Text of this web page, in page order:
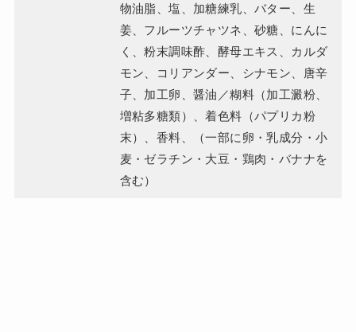
物油脂、塩、加糖練乳、バター、生
姜、フルーツチャツネ、砂糖、にんに
く、粉末調味酢、酵母エキス、カルダ
モン、コリアンダー、シナモン、唐辛
子、加工卵、醤油／糊料（加工澱粉、
増粘多糖類）、着色料（パプリカ粉
末）、香料、（一部に卵・乳成分・小
麦・ゼラチン・大豆・鶏肉・バナナを
含む）